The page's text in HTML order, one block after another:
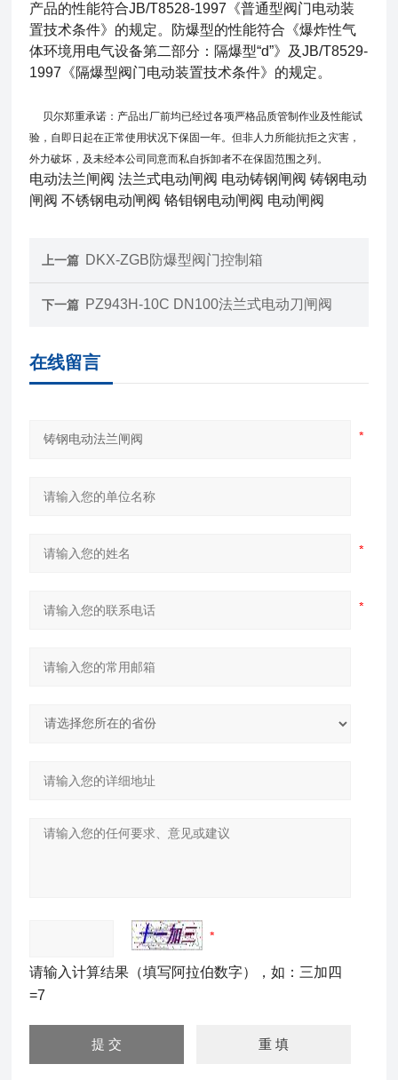
产品的性能符合JB/T8528-1997《普通型阀门电动装
置技术条件》的规定。防爆型的性能符合《爆炸性气
体环境用电气设备第二部分：隔爆型“d”》及JB/T8529-
1997《隔爆型阀门电动装置技术条件》的规定。
贝尔郑重承诺：产品出厂前均已经过各项严格品质管制作业及性能试
验，自即日起在正常使用状况下保固一年。但非人力所能抗拒之灾害，
外力破坏，及未经本公司同意而私自拆卸者不在保固范围之列。
电动法兰闸阀 法兰式电动闸阀 电动铸钢闸阀 铸钢电动
闸阀 不锈钢电动闸阀 铬钼钢电动闸阀 电动闸阀
上一篇 DKX-ZGB防爆型阀门控制箱
下一篇 PZ943H-10C DN100法兰式电动刀闸阀
在线留言
请输入计算结果（填写阿拉伯数字），如：三加四
=7